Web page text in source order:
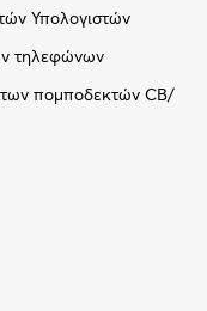
Υπολογιστών
τηλεφώνων
πομποδεκτών CB/